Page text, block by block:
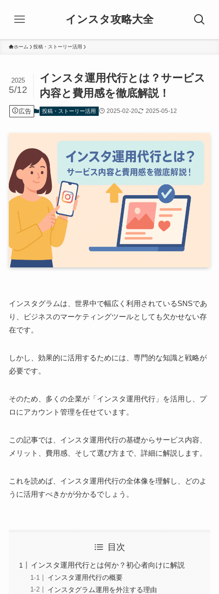
インスタ攻略大全
ホーム 投稿・ストーリー活用
インスタ運用代行とは？サービス
内容と費用感を徹底解説！
2025
5/12
広告 投稿・ストーリー活用 2025-02-20 2025-05-12
インスタグラムは、世界中で幅広く利用されているSNSであ
り、ビジネスのマーケティングツールとしても欠かせない存
在です。
しかし、効果的に活用するためには、専門的な知識と戦略が
必要です。
そのため、多くの企業が「インスタ運用代行」を活用し、プ
ロにアカウント管理を任せています。
この記事では、インスタ運用代行の基礎からサービス内容、
メリット、費用感、そして選び方まで、詳細に解説します。
これを読めば、インスタ運用代行の全体像を理解し、どのよ
うに活用すべきかが分かるでしょう。
目次
インスタ運用代行とは何か？初心者向けに解説
インスタ運用代行の概要
インスタグラム運用を外注する理由